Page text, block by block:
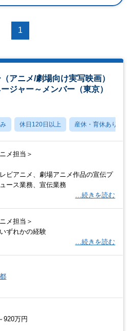
1
アニメ/劇場向け実写映画）
ジャー～メンバー（東京）
休日120日以上 産休・育休あり
メ担当＞
レビアニメ、劇場アニメ作品の宣伝プ
ース業務、宣伝業務
…続きを読む
メ担当＞
ずれかの経験
…続きを読む
920万円